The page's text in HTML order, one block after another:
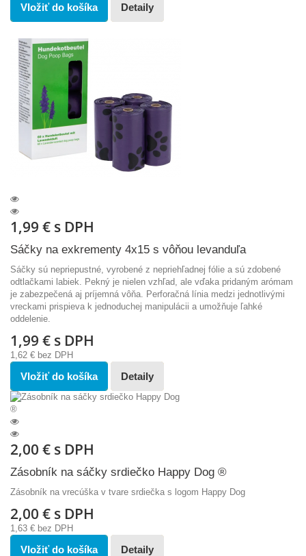
Vložiť do košíka Detaily
1,99 € s DPH
Sáčky na exkrementy 4x15 s vôňou levanduľa
Sáčky sú nepriepustné, vyrobené z nepriehľadnej fólie a sú zdobené
odtlačkami labiek. Pekný je nielen vzhľad, ale vďaka pridaným arómam
je zabezpečená aj príjemná vôňa. Perforačná línia medzi jednotlivými
vreckami prispieva k jednoduchej manipulácii a umožňuje ľahké
oddelenie.
1,99 € s DPH
1,62 € bez DPH
Vložiť do košíka Detaily
2,00 € s DPH
Zásobník na sáčky srdiečko Happy Dog ®
Zásobník na vrecúška v tvare srdiečka s logom Happy Dog
2,00 € s DPH
1,63 € bez DPH
Vložiť do košíka Detaily